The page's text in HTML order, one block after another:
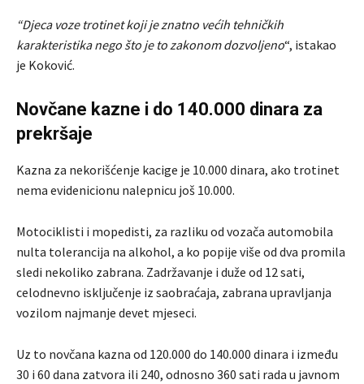
“Djeca voze trotinet koji je znatno većih tehničkih
karakteristika nego što je to zakonom dozvoljeno“, istakao
je Koković.
Novčane kazne i do 140.000 dinara za
prekršaje
Kazna za nekorišćenje kacige je 10.000 dinara, ako trotinet
nema evidenicionu nalepnicu još 10.000.
Motociklisti i mopedisti, za razliku od vozača automobila
nulta tolerancija na alkohol, a ko popije više od dva promila
sledi nekoliko zabrana. Zadržavanje i duže od 12 sati,
celodnevno isključenje iz saobraćaja, zabrana upravljanja
vozilom najmanje devet mjeseci.
Uz to novčana kazna od 120.000 do 140.000 dinara i između
30 i 60 dana zatvora ili 240, odnosno 360 sati rada u javnom